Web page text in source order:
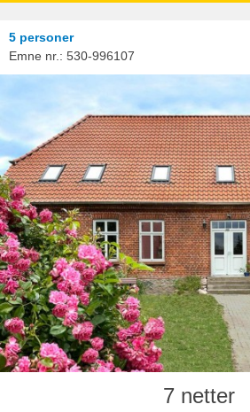
5 personer
Emne nr.: 530-996107
7 netter